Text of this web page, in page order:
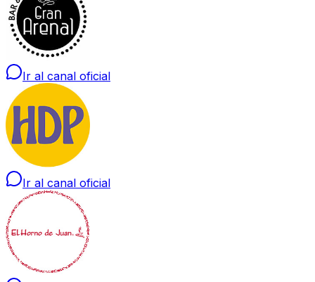
Ir al canal oficial
Ir al canal oficial